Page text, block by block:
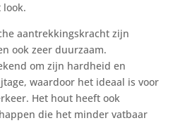
look.
aantrekkingskracht zijn
ook zeer duurzaam.
om zijn hardheid en
waardoor het ideaal is voor
Het hout heeft ook
die het minder vatbaar